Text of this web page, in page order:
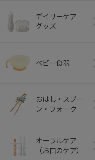
デイリーケア
グッズ
ベビー食器
おはし・スプー
ン・フォーク
オーラルケア
（お口のケア）